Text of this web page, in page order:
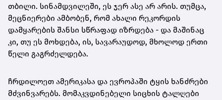
თბილი. სინამდვილეში, ეს ჯერ ასე არ არის. თუმცა,
მეცნიერები ამბობენ, რომ ახალი რეკორდის
დამყარების შანსი სწრაფად იზრდება - და მაშინაც
კი, თუ ეს მოხდება, ის, სავარაუდოდ, მხოლოდ ერთი
წელი გაგრძელდება.
ჩრდილოეთ ამერიკასა და ევროპაში ტყის ხანძრები
მძვინვარებს. მომაკვდინებელი სიცხის ტალღები